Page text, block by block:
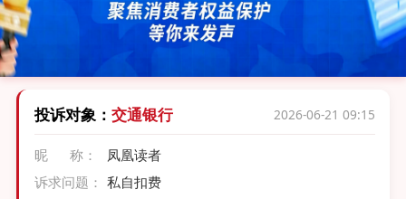
投诉对象： 交通银行 2026-06-21 09:15
昵 称：
凤凰读者
诉求问题： 私自扣费